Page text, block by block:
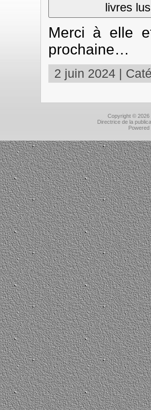
livres
Merci à elle
prochaine…
2 juin 2024 |
Copyright © 2026
Directrice de la